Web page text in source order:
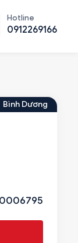
Hotline
0912269166
Bình Dương